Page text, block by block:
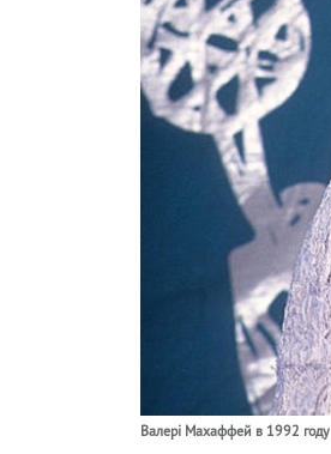
Валері Махаффей в 1992 году